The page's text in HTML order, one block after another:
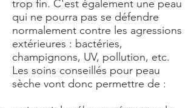
trop fin. C'est également une peau
qui ne pourra pas se défendre
normalement contre les agressions
extérieures : bactéries,
champignons, UV, pollution, etc.
Les soins conseillés pour peau
sèche vont donc permettre de :